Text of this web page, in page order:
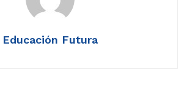
Educación Futura